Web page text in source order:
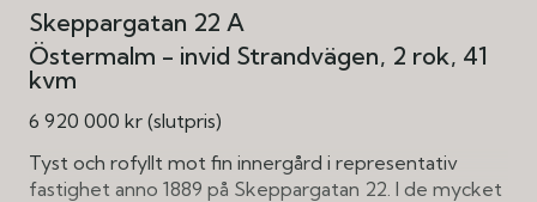
Skeppargatan 22 A
Östermalm - invid Strandvägen 2 rok 41
kvm
6 920 000 kr (slutpris)
Tyst och rofyllt mot fin innergård i representativ
fastighet anno 1889 på Skeppargatan 22. I de mycket